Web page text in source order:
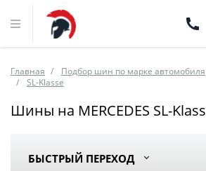
Главная Подбор шин по марке автомобиля
SL-Klasse
Шины на MERCEDES SL-
БЫСТРЫЙ ПЕРЕХОД